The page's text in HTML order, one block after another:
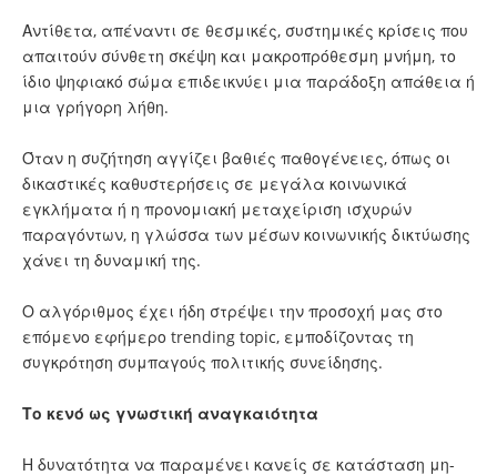
Αντίθετα, απέναντι σε θεσμικές, συστημικές κρίσεις που
απαιτούν σύνθετη σκέψη και μακροπρόθεσμη μνήμη, το
ίδιο ψηφιακό σώμα επιδεικνύει μια παράδοξη απάθεια ή
μια γρήγορη λήθη.
Όταν η συζήτηση αγγίζει βαθιές παθογένειες, όπως οι
δικαστικές καθυστερήσεις σε μεγάλα κοινωνικά
εγκλήματα ή η προνομιακή μεταχείριση ισχυρών
παραγόντων, η γλώσσα των μέσων κοινωνικής δικτύωσης
χάνει τη δυναμική της.
Ο αλγόριθμος έχει ήδη στρέψει την προσοχή μας στο
επόμενο εφήμερο trending topic, εμποδίζοντας τη
συγκρότηση συμπαγούς πολιτικής συνείδησης.
Το κενό ως γνωστική αναγκαιότητα
Η δυνατότητα να παραμένει κανείς σε κατάσταση μη-